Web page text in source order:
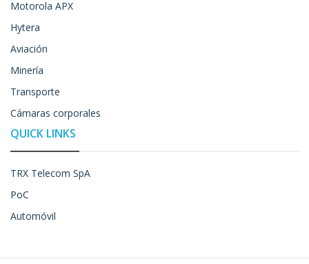
Motorola APX
Hytera
Aviación
Minería
Transporte
Cámaras corporales
QUICK LINKS
TRX Telecom SpA
PoC
Automóvil